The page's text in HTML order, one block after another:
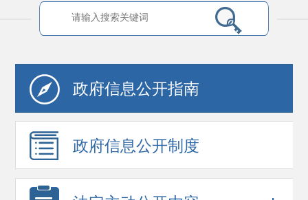
政府信息公开指南
政府信息公开制度